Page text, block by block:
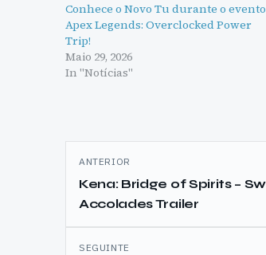
Conhece o Novo Tu durante o evento
Apex Legends: Overclocked Power
Trip!
Maio 29, 2026
In "Notícias"
Navegação
de
artigos
ANTERIOR
Kena: Bridge of Spirits –
Accolades Trailer
SEGUINTE